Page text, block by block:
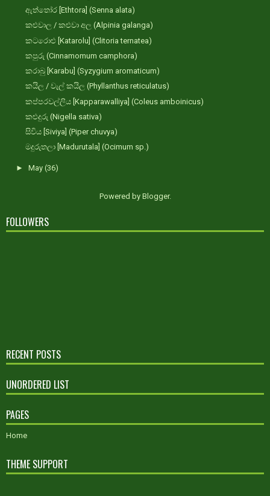
ඇත්තෝර [Ethtora] (Senna alata)
කළුවාල / කළුවා අල (Alpinia galanga)
කටරොළු [Katarolu] (Clitoria ternatea)
කපුරු (Cinnamomum camphora)
කරාබු [Karabu] (Syzygium aromaticum)
කයිල / වැල් කයිල (Phyllanthus reticulatus)
කප්පරවල්ලිය [Kapparawalliya] (Coleus amboinicus)
කළුදුරු (Nigella sativa)
සිවිය [Siviya] (Piper chuvya)
මදුරුතලා [Madurutala] (Ocimum sp.)
► May (36)
Powered by Blogger.
FOLLOWERS
RECENT POSTS
UNORDERED LIST
PAGES
Home
THEME SUPPORT